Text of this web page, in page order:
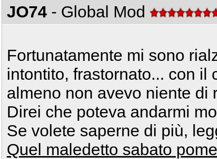
JO74 - Global Mod
Fortunatamente mi sono
intontito, frastornato... con il
almeno non avevo niente di
Direi che poteva andarmi
Se volete saperne di più,
Quel maledetto sabato